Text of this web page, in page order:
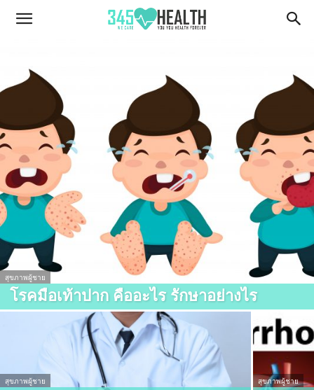
345Health
สุขภาพผู้ชาย
โรคมือเท้าปาก คืออะไร รักษาอย่างไร
สุขภาพผู้ชาย สุขภาพผู้ชาย